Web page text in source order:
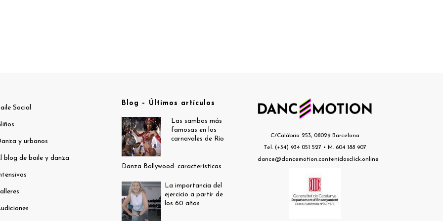
Social
y urbanos
blog de baile y danza
Blog – Últimos artículos
Las sambas más
famosas en los
carnavales de Río
Danza Bollywood: características
La importancia del
ejercicio a partir de
los 60 años
C/Calàbria 253, 08029 Barcelona
Tel. (+34) 934 051 527 • M. 604 188 907
dance@dancemotion.contenidosclick.online